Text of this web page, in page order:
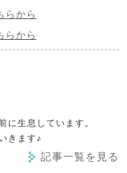
らから
らから
に生息しています。
きます♪
記事一覧を見る